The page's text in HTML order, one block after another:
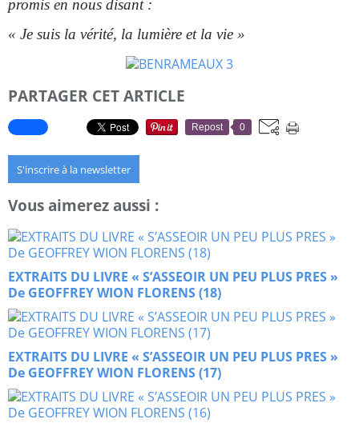
promis en nous disant :
« Je suis la vérité, la lumière et la vie »
PARTAGER CET ARTICLE
Repost 0
S'inscrire à la newsletter
Vous aimerez aussi :
EXTRAITS DU LIVRE « S’ASSEOIR UN PEU PLUS PRES »
De GEOFFREY WION FLORENS (18)
EXTRAITS DU LIVRE « S’ASSEOIR UN PEU PLUS PRES »
De GEOFFREY WION FLORENS (17)